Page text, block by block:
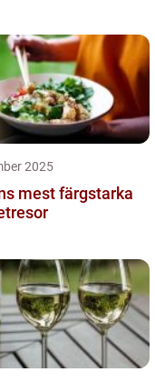
2025
mest färgstarka